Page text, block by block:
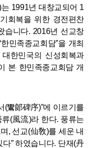
는 1991년 대창교되어 1
회복을 위한 경전편찬
습니다. 2016년 선교창
한민족종교회담”을 개최
한민국의 신성회복과
본 한민족종교회담 개
(鸞郞碑序)”에 이르기를
류(風流)라 한다. 풍류는
, 선교(仙敎)를 세운 내
다”하였습니다. 단재(丹